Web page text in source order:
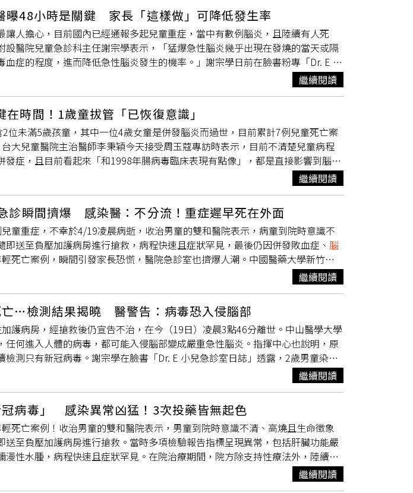
鄉博士指出，腸病毒其實是一群病毒的總稱，包含小兒麻痺病毒、克沙奇病
以再分為多種型別，共達一百多種。為什麼「腸病毒71型」值得關注？何美鄉
毒流行之主要病毒株，也是亞太國家最常見引發重症的型別，其可怕之處在於會
腫與肺出血等重症，致死率更超過三成，直接致死原因多為心肌炎與腦幹腦炎。
九成的腸病毒71型重症皆為5歲以下嬰幼兒，除了發燒外，幼兒大多會出現手
，但高達八成的新生兒均為無症狀感染；而且腸病毒病程進展快速，平均發病三
生兒免疫力較低，加上其血腦屏障尚未發育完全，腸病毒更容易鑽過血腦屏
生產中或產後階段皆有可能感染腸病毒，因此家長務必留意嬰幼兒重症4大徵
搐持續嘔吐呼吸心跳急促腸病毒恐釀神經性後遺症 肢體不協調恐影響終生腸病
前幾年新冠疫情高度防疫，少有腸病毒疫情傳出，導致許多家長警覺性降低，
解釋：腸病毒傳染力不高。錯，腸病毒傳染力強，超過五成來自家庭成員傳染
毒傳染力可達12週。腸病毒只會得一次。錯，腸病毒型別多，得過一種也可能
研究發現，腸病毒71型併發腦炎或心肌炎等重症的幼兒，康復後仍可能留下神
中、肢體不協調，也可能有過敏性疾病與社會心理問題等長期影響。以為腸病
、拉、肚子痛為主，腸病毒則以口腔潰瘍或手腳水泡為主，較少出現腸胃症
主動出擊，制伏腸病毒「目前腸病毒沒有特效藥，重症患者多只能採取支持療
保護孩子的作法。」何美鄉博士指出，預防腸病毒須靠多方面介入，由於過去無
注意環境衛生等方式降低病毒傳播機會。「所幸現在腸病毒71型疫苗上市，可
發生風險。」簡佳裕醫師補充，本土首支腸病毒71型疫苗歷經十多年研發，以
產能細胞培養生物反應器製程，保護率高達98%，對亞洲流行的腸病毒71型主要
月至6歲以下的高危險族群，而且只須接種兩劑並間隔28天，是嬰幼兒與家長的
醒，新冠疫情讓民眾防疫意識抬頭，但可能忽視其他傳染病預防，尤其本月已進
鼓勵家長可與醫師討論接種腸病毒71型疫苗、建構孩子保護力。
48小時是關鍵 家長「這樣做」可降低發生率
人擔心，目前國內已經通報多起兒童重症，當中有數例腦炎，且陸續有人死
醫院兒童急診科主任謝宗學表示，「猛爆急性腦炎幾乎出現在發燒的當天或隔
症的程度，進而降低急性腦炎發生的機率。」謝宗學日前在臉書粉專「Dr. E 小
小兒急診室遇到新冠肺炎併發猛爆急性腦炎的病人，但上週聽了研討會的病例
中症兒童，有一些個人觀察心得和推論，非嚴謹研究證據，分享內容僅供參
狀是喉嚨痛，不見得會發燒，即使有發燒症狀，較不會出現反覆大於39度的高
約48－72 小時，48小時後發燒症狀逐漸緩解，大部分在72小時內完全退燒；若
在三天後仍然持續體溫超過39度以上的反覆高燒，要懷疑出現併發症的可能，
，「高燒兒童前48小時是最不舒服的時期，即使服用退燒藥物，退燒的效果有
常因為高燒活力不佳、無法進食、嘔吐、腹痛、頭痛、頭暈。大多數高燒兒童
學接著說，「雖然新冠肺炎併發猛爆急性腦炎發生族群跟腸病毒71型類似，主要
71型主要是 腦幹腦炎 ，反而比較像流感造成的猛爆急性腦炎，全腦皆可能受到
醫師認為，「關於新冠肺炎併發猛爆急性腦炎的機轉，因為其超快病程，我比
之後產生的免疫風暴為輔；先有病毒血症，血液裡的病毒進入腦部，再有猛爆
以上機轉是個人推論，需要更多研究證實。」謝宗學強調，「根據上面的觀察和
量最高的48小時，突然變成猛爆急性腦炎的機率應該大幅下降。接種疫苗產生
程度，進而降低急性腦炎發生的機率。若有跟克流感一樣安全的口服抗病毒藥
程度，可能因此降低急性腦炎發生機率。」
繼續閱讀
時間！1歲童拔管「已恢復意識」
位未滿5歲孩童，其中一位4歲女童是併發腦炎而過世，目前累計7例兒童死亡案
大兒童醫院主治醫師李秉穎今天接受周玉蔻專訪時表示，目前不清楚兒童病程
發症，且目前看起來「和1998年腸病毒臨床表現有點像」，都是直接影響到腦
大流行，重症主要原因是引起
，當年兒童感染人數估計超過30萬人，
在5歲以下的幼童。中山醫學大學附設醫院兒童急診科主任謝宗學認為，若以30萬
，重症率約0.13%；死亡率約0.026%。今年新冠肺炎 Omicron變異株流行，針對
重症率約 0.02%；死亡率約0.002%。謝宗學說，兩者比較後可以發現，腸病
變異株高，但今年才過不到一半，兒童感染新冠肺炎的人數已經近30 萬
對腦炎的病程比較，目前公布新冠肺炎併發嚴重急性腦炎的病例，幾乎是在發病
腦幹腦炎 發生的時間散佈在病程第2天到第6天。此外，腸病毒71型出現重症前
小時以上空窗期，可以讓醫療介入搶救；然而，這次新冠肺炎併發嚴重急性腦
即變成真正重症，造成腦部破壞、水腫，最後回天乏術。陳時中認為，兒童新冠
較晚了，是令人擔憂的地方。醫療應變組副組長羅一鈞則表示，建議家長特別
。只要及時送醫，還是會有所轉機，羅一鈞也公布一例，5/22公布的1歲腦炎案
目前狀況持續好轉中。
繼續閱讀
診瞬間擠爆 感染醫：不分流！重症遲早死在外面
童重症，不幸於4/19凌晨病逝，收治男童的雙和醫院表示，病童到院時意識不
送至負壓加護病房進行搶救，病程快速且症狀罕見，最後仍因併發敗血症、 腦
死亡案例，瞬間引發家長恐慌，醫院急診室也擠爆人潮。中國醫藥大學新竹附
出來之後，病房就爆了，許多父母發現孩子發燒就趕緊送急診，還有一些家長
好，只因為家長表示很擔心，衛生局還是叫救護車送到醫院來。」「這就是徹底
裡擠滿輕症病人，例如隔離病房就滿滿都是發燒孩童，而他們只需要退燒藥而
，但輕重症若是沒有好好分流，不但讓救護人員一直暴露在風險之中、病人也
情況再持續1~2周，就會馬上看到醫療資源失衡的情形，最嚴重的情形就是
進醫院、也沒有病床。再加上醫護人員也疲於奔命，張凱音以自己為例，這幾
，「真不知哪一天會累倒！」張凱音認為關鍵在於遠端視訊診療沒有徹底執
動力變差的情況時，就要提高警覺，建議積極就醫。（示意圖／CTWANT資料
居家照護原則，確診病例可透過「健康益友APP」進行門診視訊診療預約，確診
定責任分區，提供確診者門診視訊診療與關懷服務。「但許多縣市仍然還沒開
說。何時該趕緊帶孩子到醫院？張凱音認為活動力最重要，尤其是服用過退燒
。此外，血氧濃度、尿量也都是觀察重點，血氧濃度太低、尿量太少，也都要
專業醫護人員幫忙辨別，就能更加精準分流輕重症，才能保留醫療量能。」小兒
毒，或是其他會造成發燒的病毒感染，送急診的4時機是「精神不佳」、「嘔
。而感染新冠病毒的孩子，若屬於1歲以下的高風險族群，或是已經發燒2天以
繼續閱讀
…檢測結果揭曉 醫警告：病毒恐入侵腦部
護病房，經搶救後仍宣告不治，在今（19日）凌晨3點46分離世。中山醫學大學
何進入人體的病毒，都可能入侵腦部變成嚴重急性腦炎。指揮中心也說明，原
測只有新冠病毒。謝宗學在臉書「Dr. E 小兒急診室日誌」透露，2歲男童染疫
提到，任何進入人體的病毒，皆可能入侵腦部，原因在於幼童的血腦障壁不夠
其中，除了腸病毒71型和A型流感病例數稍多，目前並沒有Omicron變異株會造
入人體的病毒都可能入侵腦部。（示意圖／翻攝自pixabay）指揮中心醫療應變組
父親是最先發病，但究竟是如何染疫，也很難去釐清。男童從4月13日開始有
晚住加護病房，有使用呼吸器、類固醇以及免疫的調節劑，後來經過和台大會
為併發敗血症和腦幹腦炎，投藥之後的效果，病程曾有稍微的改善，但整體病況
體來講還是以新冠病毒的感染，導致敗血症和 腦幹腦炎為主，做了其他相關病
不過他強調有些病毒的培養需要時間，不會那麼快有結果，需要後續再進一步
繼續閱讀
病毒」 感染異常凶猛！3次投藥皆無起色
死亡案例！收治男童的雙和醫院表示，男童到院時意識不清、高燒且生命徵象
送至負壓加護病房進行搶救。當時多項檢驗報告指標呈現異常，包括肝臟功能嚴
性水腫，病程快速且症狀罕見。在院治療期間，院方除支持性療法外，陸續給
治療，雙和醫院為爭取救治機會，於4月16日邀請台大兒科重症團隊多位專家
病毒，可能合併感染其他病毒，但男童仍因急性新冠病毒感染併發敗血症，導致
繼續閱讀